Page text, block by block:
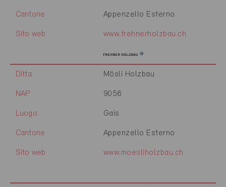
Cantone Appenzello Esterno
Sito web www.frehnerholzbau.ch
Ditta Mösli Holzbau
NAP 9056
Luogo Gais
Cantone Appenzello Esterno
Sito web www.moesliholzbau.ch